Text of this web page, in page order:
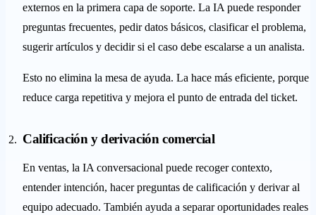
externos en la primera capa de soporte. La IA puede responder
preguntas frecuentes, pedir datos básicos, clasificar el problema,
sugerir artículos y decidir si el caso debe escalarse a un analista.
Esto no elimina la mesa de ayuda. La hace más eficiente, porque
reduce carga repetitiva y mejora el punto de entrada del ticket.
Calificación y derivación comercial
En ventas, la IA conversacional puede recoger contexto,
entender intención, hacer preguntas de calificación y derivar al
equipo adecuado. También ayuda a separar oportunidades reales